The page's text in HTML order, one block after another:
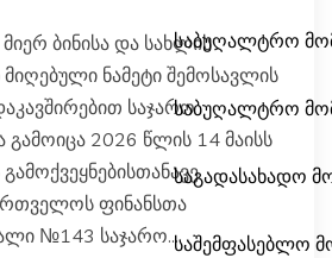
საბუღალტრო
საბუღალტრო
საგადასახადო
საშემფასებლო
ნამეტი შემოსავლის
საჯარო
გამოიცა 2026 წლის 14 მაისს
ფინანსთა
№143 საჯარო...